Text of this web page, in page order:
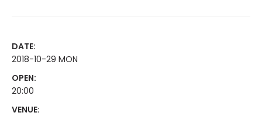
DATE:
2018-10-29 MON
OPEN:
20:00
VENUE: